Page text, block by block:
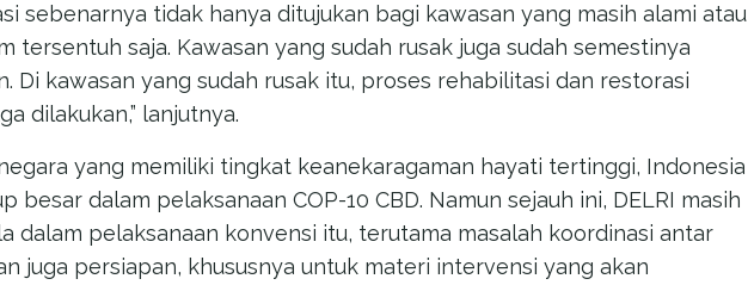
sebenarnya tidak hanya ditujukan bagi kawasan yang masih alami atau
tersentuh saja. Kawasan yang sudah rusak juga sudah semestinya
Di kawasan yang sudah rusak itu, proses rehabilitasi dan restorasi
dilakukan,” lanjutnya.
yang memiliki tingkat keanekaragaman hayati tertinggi, Indonesia
besar dalam pelaksanaan COP-10 CBD. Namun sejauh ini, DELRI masih
dalam pelaksanaan konvensi itu, terutama masalah koordinasi antar
juga persiapan, khususnya untuk materi intervensi yang akan